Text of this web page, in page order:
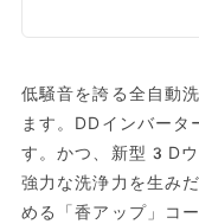
低騒音を誇る全自動
ます。DDインバータ
す。かつ、新型3Dウ
強力な洗浄力を生み
める「香アップ」コ